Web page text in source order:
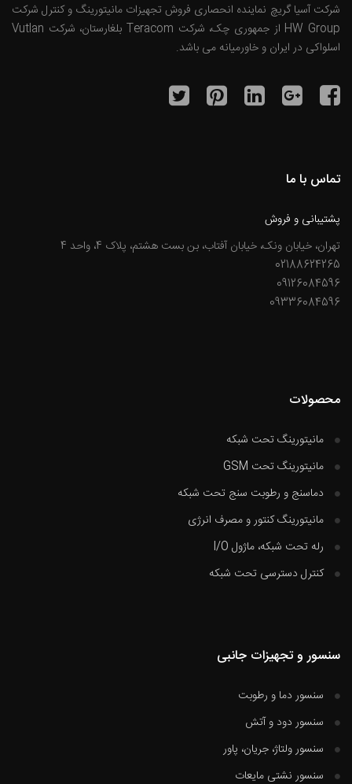
شرکت آسیا گریچ نماینده انحصاری فروش تجهیزات مانیتورینگ و کنترل شرکت
HW Group از جمهوری چک، شرکت Teracom بلغارستان، شرکت Vutlan
اسلواکی در ایران و خاورمیانه می باشد.
تماس با ما
پشتیبانی و فروش
تهران، خیابان ونک، خیابان آفتاب، بن بست هشتم، پلاک 4، واحد 4
02188624265
09126084596
09336084596
محصولات
مانیتورینگ تحت شبکه
مانیتورینگ تحت GSM
دماسنج و رطوبت سنج تحت شبکه
مانیتورینگ کنتور و مصرف انرژی
رله تحت شبکه، ماژول I/O
کنترل دسترسی تحت شبکه
سنسور و تجهیزات جانبی
سنسور دما و رطوبت
سنسور دود و آتش
سنسور ولتاژ، جریان، پاور
سنسور نشتی مایعات